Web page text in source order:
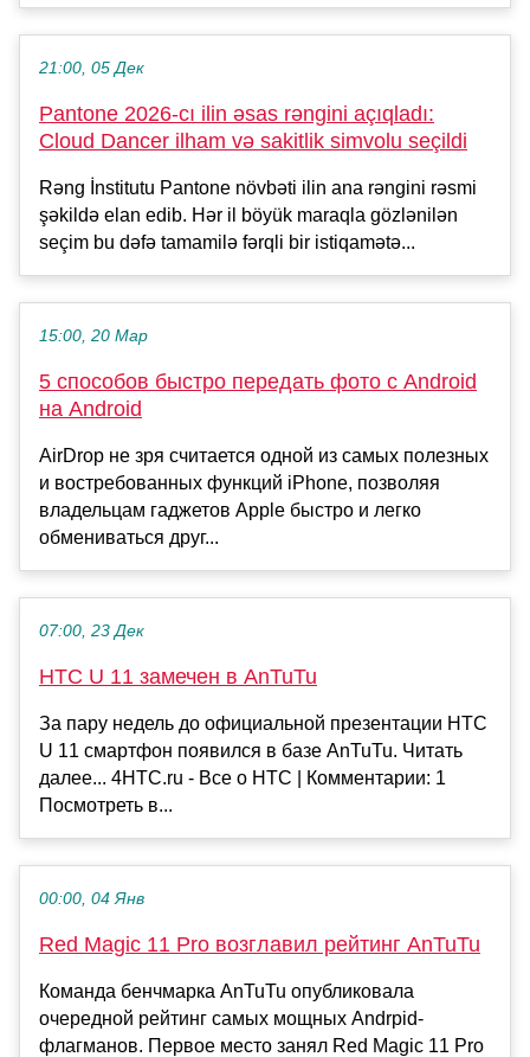
21:00, 05 Дек
Pantone 2026-cı ilin əsas rəngini açıqladı:
Cloud Dancer ilham və sakitlik simvolu seçildi
Rəng İnstitutu Pantone növbəti ilin ana rəngini rəsmi
şəkildə elan edib. Hər il böyük maraqla gözlənilən
seçim bu dəfə tamamilə fərqli bir istiqamətə...
15:00, 20 Мар
5 способов быстро передать фото с Android
на Android
AirDrop не зря считается одной из самых полезных
и востребованных функций iPhone, позволяя
владельцам гаджетов Apple быстро и легко
обмениваться друг...
07:00, 23 Дек
HTC U 11 замечен в AnTuTu
За пару недель до официальной презентации HTC
U 11 смартфон появился в базе AnTuTu. Читать
далее... 4HTC.ru - Все о HTC | Комментарии: 1
Посмотреть в...
00:00, 04 Янв
Red Magic 11 Pro возглавил рейтинг AnTuTu
Команда бенчмарка AnTuTu опубликовала
очередной рейтинг самых мощных Andrpid-
флагманов. Первое место занял Red Magic 11 Pro